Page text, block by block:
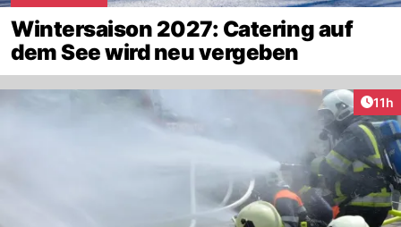
Wintersaison 2027: Catering auf
dem See wird neu vergeben
11h